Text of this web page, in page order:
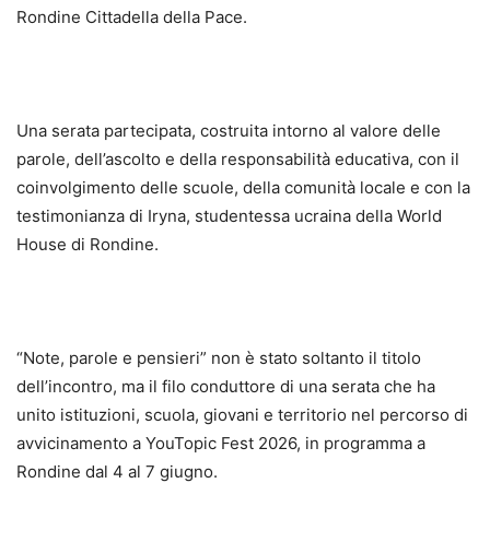
Rondine Cittadella della Pace.
Una serata partecipata, costruita intorno al valore delle
parole, dell’ascolto e della responsabilità educativa, con il
coinvolgimento delle scuole, della comunità locale e con la
testimonianza di Iryna, studentessa ucraina della World
House di Rondine.
“Note, parole e pensieri” non è stato soltanto il titolo
dell’incontro, ma il filo conduttore di una serata che ha
unito istituzioni, scuola, giovani e territorio nel percorso di
avvicinamento a YouTopic Fest 2026, in programma a
Rondine dal 4 al 7 giugno.